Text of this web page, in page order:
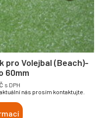
pro Volejbal (Beach)-
60mm
s DPH
nás prosím kontaktujte.